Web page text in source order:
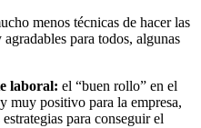
menos técnicas de hacer las
para todos, algunas
laboral: el “buen rollo” en el
muy positivo para la empresa,
para conseguir el